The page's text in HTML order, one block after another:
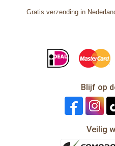
Gratis verzending in
Blijf op
Veilig